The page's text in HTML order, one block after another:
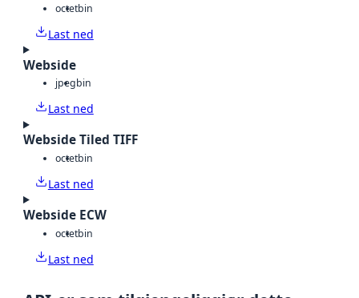
octetbin
Last ned
Webside
jpegbin
Last ned
Webside Tiled TIFF
octetbin
Last ned
Webside ECW
octetbin
Last ned